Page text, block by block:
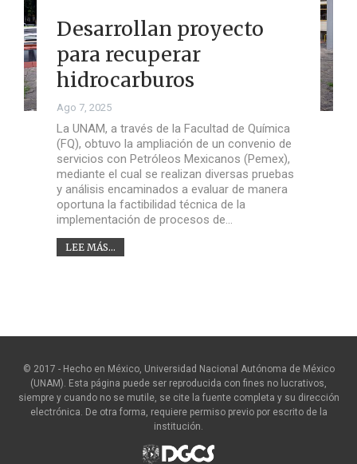
Desarrollan proyecto
para recuperar
hidrocarburos
Ago 7, 2025
La UNAM, a través de la Facultad de Química
(FQ), obtuvo la ampliación de un convenio de
servicios con Petróleos Mexicanos (Pemex),
mediante el cual se realizan diversas pruebas
y análisis encaminados a evaluar de manera
oportuna la factibilidad técnica de la
implementación de procesos de…
LEE MÁS...
© 2017 - Hecho en México, Universidad Nacional Autónoma de México
(UNAM). Esta página puede ser reproducida con fines no lucrativos,
siempre y cuando no se mutile, se cite la fuente completa y su dirección
electrónica. De otra forma, requiere permiso previo por escrito de la
institución.